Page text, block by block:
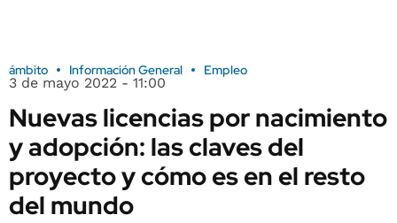
ámbito Información General Empleo
3 de mayo 2022 - 11:00
Nuevas licencias por nacimiento
y adopción: las claves del
proyecto y cómo es en el resto
del mundo